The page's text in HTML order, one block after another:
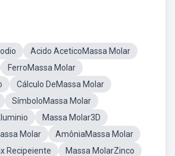
Acido AceticoMassa Molar
FerroMassa Molar
Cálculo DeMassa Molar
SímboloMassa Molar
Massa Molar3D
Molar
AmôniaMassa Molar
Recipeiente
Massa MolarZinco